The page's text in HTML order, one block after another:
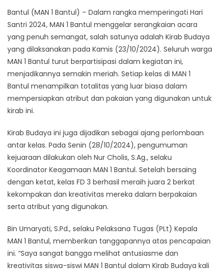
Bantul (MAN 1 Bantul) – Dalam rangka memperingati Hari
Santri 2024, MAN 1 Bantul menggelar serangkaian acara
yang penuh semangat, salah satunya adalah Kirab Budaya
yang dilaksanakan pada Kamis (23/10/2024). Seluruh warga
MAN 1 Bantul turut berpartisipasi dalam kegiatan ini,
menjadikannya semakin meriah. Setiap kelas di MAN 1
Bantul menampilkan totalitas yang luar biasa dalam
mempersiapkan atribut dan pakaian yang digunakan untuk
kirab ini.
Kirab Budaya ini juga dijadikan sebagai ajang perlombaan
antar kelas. Pada Senin (28/10/2024), pengumuman
kejuaraan dilakukan oleh Nur Cholis, S.Ag., selaku
Koordinator Keagamaan MAN 1 Bantul. Setelah bersaing
dengan ketat, kelas FD 3 berhasil meraih juara 2 berkat
kekompakan dan kreativitas mereka dalam berpakaian
serta atribut yang digunakan.
Bin Umaryati, S.Pd., selaku Pelaksana Tugas (PLt) Kepala
MAN 1 Bantul, memberikan tanggapannya atas pencapaian
ini. “Saya sangat bangga melihat antusiasme dan
kreativitas siswa-siswi MAN 1 Bantul dalam Kirab Budaya kali